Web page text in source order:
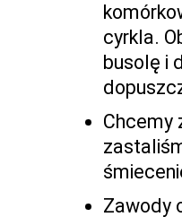
cyrkla.
busolę i
Chcemy
Zawody